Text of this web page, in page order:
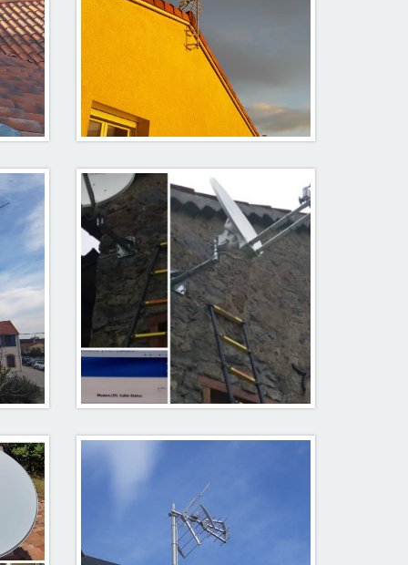
fixation/Support Mural pour
antenne TNT
Pose parabole pour Nordnet